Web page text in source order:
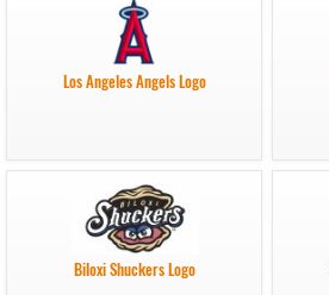
Los Angeles Angels Logo
Biloxi Shuckers Logo